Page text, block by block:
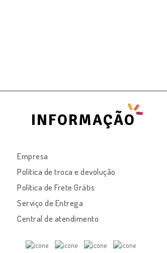
INFORMAÇÃO
Empresa
Política de troca e devolução
Política de Frete Grátis
Serviço de Entrega
Central de atendimento